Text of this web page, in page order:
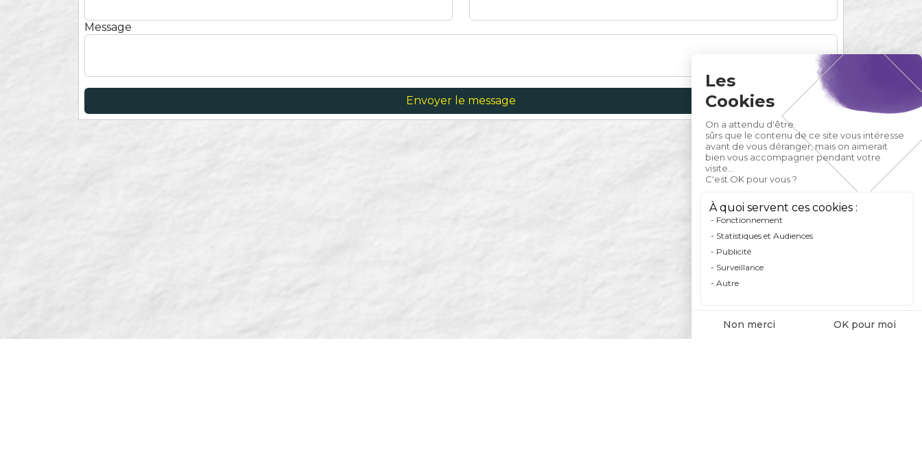
Message
Envoyer le message
Les
Cookies
On a attendu d'être
sûrs que le contenu de ce site vous intéresse
avant de vous déranger, mais on aimerait
bien vous accompagner pendant votre
visite...
C'est OK pour vous ?
À quoi servent ces cookies :
Fonctionnement
Statistiques et Audiences
Publicité
Surveillance
Autre
Non merci OK pour moi